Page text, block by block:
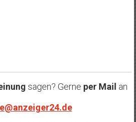
sagen? Gerne per Mail an